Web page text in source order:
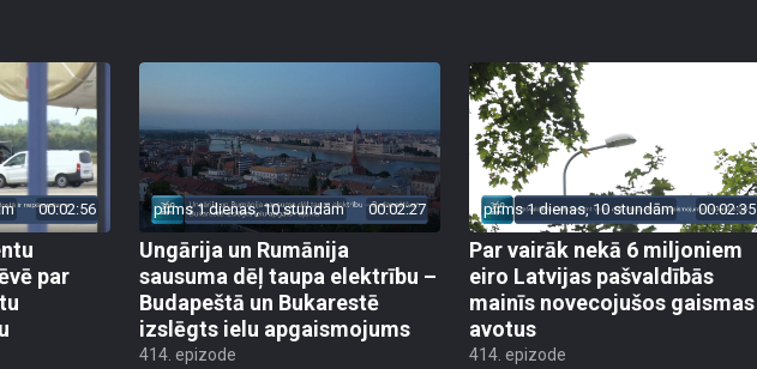
00:02:56
par
pirms 1 dienas, 10 stundām 00:02:27
Ungārija un Rumānija
sausuma dēļ taupa elektrību –
Budapeštā un Bukarestē
izslēgts ielu apgaismojums
414. epizode
pirms 1 dienas, 10 stundām 00:02:35
Par vairāk nekā 6 miljoniem
eiro Latvijas pašvaldībās
mainīs novecojušos gaismas
avotus
414. epizode